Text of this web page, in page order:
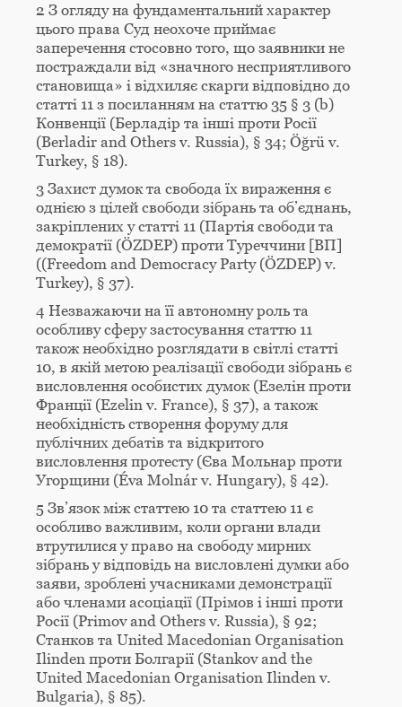
2 З огляду на фундаментальний характер
цього права Суд неохоче приймає
заперечення стосовно того, що заявники не
постраждали від «значного несприятливого
становища» і відхиляє скарги відповідно до
статті 11 з посиланням на статтю 35 § 3 (b)
Конвенції (Берладір та інші проти Росії
(Berladir and Others v. Russia), § 34; Öğrü v.
Turkey, § 18).
3 Захист думок та свобода їх вираження є
однією з цілей свободи зібрань та об’єднань,
закріплених у статті 11 (Партія свободи та
демократії (ÖZDEP) проти Туреччини [ВП]
((Freedom and Democracy Party (ÖZDEP) v.
Turkey), § 37).
4 Незважаючи на її автономну роль та
особливу сферу застосування статтю 11
також необхідно розглядати в світлі статті
10, в якій метою реалізації свободи зібрань є
висловлення особистих думок (Езелін проти
Франції (Ezelin v. France), § 37), а також
необхідність створення форуму для
публічних дебатів та відкритого
висловлення протесту (Єва Мольнар проти
Угорщини (Éva Molnár v. Hungary), § 42).
5 Зв’язок між статтею 10 та статтею 11 є
особливо важливим, коли органи влади
втрутилися у право на свободу мирних
зібрань у відповідь на висловлені думки або
заяви, зроблені учасниками демонстрації
або членами асоціації (Прімов і інші проти
Росії (Primov and Others v. Russia), § 92;
Станков та United Macedonian Organisation
Ilinden проти Болгарії (Stankov and the
United Macedonian Organisation Ilinden v.
Bulgaria), § 85).